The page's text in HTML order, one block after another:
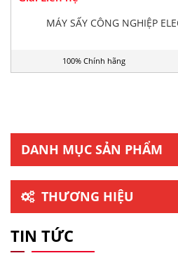
MÁY SẤY CÔNG NGHIỆP
100% Chính hãng
DANH MỤC SẢN PHẨM
THƯƠNG HIỆU
TIN TỨC